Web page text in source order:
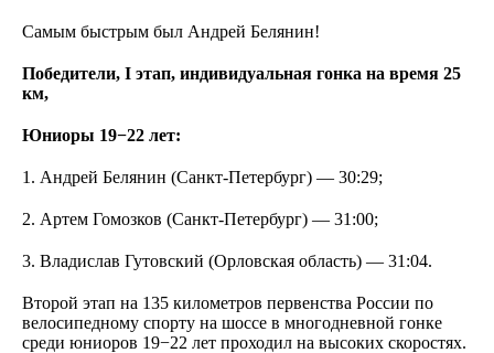
Самым быстрым был Андрей Белянин!
Победители, I этап, индивидуальная гонка на время 25
км,
Юниоры 19−22 лет:
1. Андрей Белянин (Санкт-Петербург) — 30:29;
2. Артем Гомозков (Санкт-Петербург) — 31:00;
3. Владислав Гутовский (Орловская область) — 31:04.
Второй этап на 135 километров первенства России по
велосипедному спорту на шоссе в многодневной гонке
среди юниоров 19−22 лет проходил на высоких скоростях.